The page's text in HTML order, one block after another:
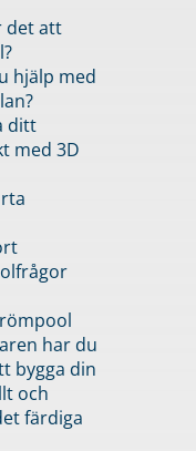
det att
hjälp med
ditt
med 3D
har du
bygga din
och
färdiga